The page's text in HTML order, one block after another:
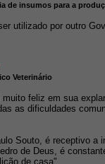
de insumos para a
utilizado por outro
Veterinário
feliz em sua
as dificuldades
Souto, é receptivo a
de Deus, é
de casa".